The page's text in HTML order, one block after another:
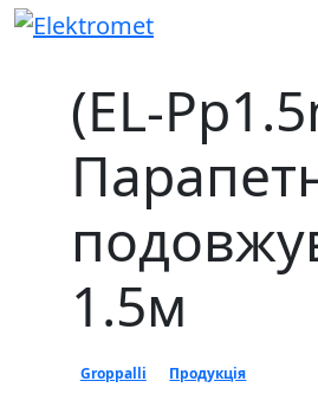
Skip
(EL-
1.5м
Groppalli Продукція